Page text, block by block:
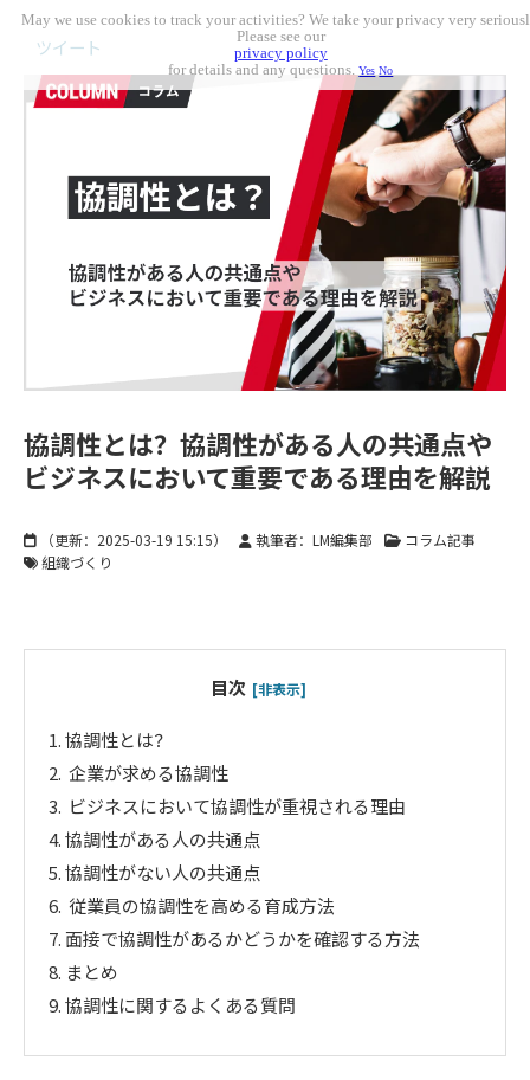
ツイート
協調性とは？協調性がある人の共通点や
ビジネスにおいて重要である理由を解説
（更新： 2025-03-19 15:15） 執筆者：LM編集部
コラム記事
組織づくり
目次 [非表示]
1.協調性とは？
2. 企業が求める協調性
3. ビジネスにおいて協調性が重視される理由
4.協調性がある人の共通点
5.協調性がない人の共通点
6. 従業員の協調性を高める育成方法
7.面接で協調性があるかどうかを確認する方法
8. まとめ
9.協調性に関するよくある質問
May we use cookies to track your activities? We take your privacy very
Please see our
privacy policy
for details and any questions.Yes No